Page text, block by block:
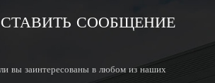
СООБЩЕНИЕ
вы заинтересованы в любом из наших